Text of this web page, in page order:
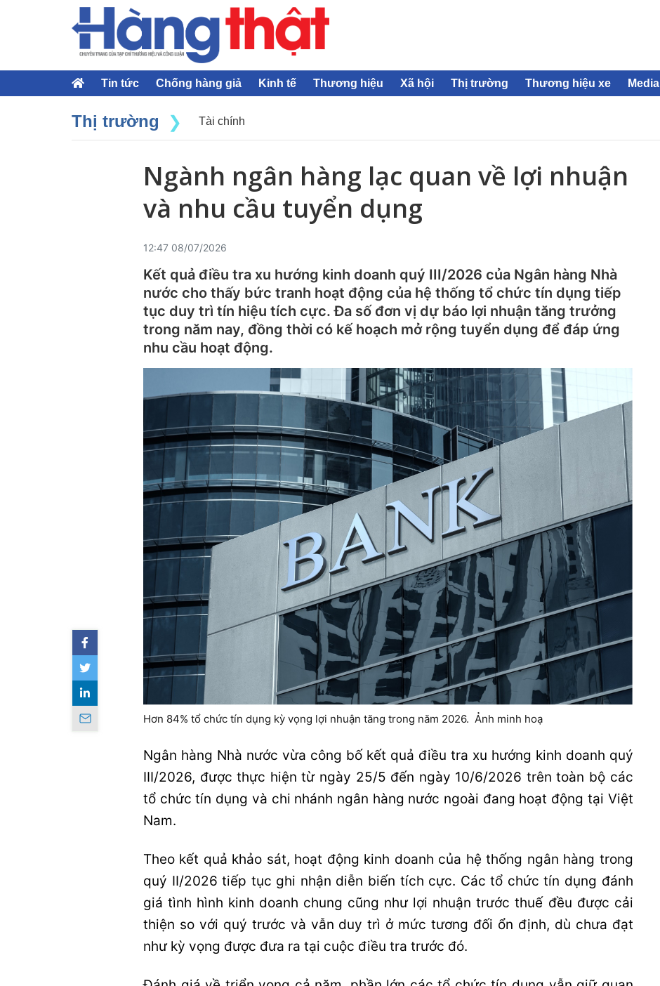
Tin tức Chống hàng giả Kinh tế Thương hiệu Xã hội Thị trường Thương hiệu xe Media
Thị trường Tài chính
Ngành ngân hàng lạc quan về lợi nhuận
và nhu cầu tuyển dụng
12:47 08/07/2026
Kết quả điều tra xu hướng kinh doanh quý III/2026 của Ngân hàng Nhà
nước cho thấy bức tranh hoạt động của hệ thống tổ chức tín dụng tiếp
tục duy trì tín hiệu tích cực. Đa số đơn vị dự báo lợi nhuận tăng trưởng
trong năm nay, đồng thời có kế hoạch mở rộng tuyển dụng để đáp ứng
nhu cầu hoạt động.
Hơn 84% tổ chức tín dụng kỳ vọng lợi nhuận tăng trong năm 2026. Ảnh minh hoạ
Ngân hàng Nhà nước vừa công bố kết quả điều tra xu hướng kinh doanh quý
III/2026, được thực hiện từ ngày 25/5 đến ngày 10/6/2026 trên toàn bộ các
tổ chức tín dụng và chi nhánh ngân hàng nước ngoài đang hoạt động tại Việt
Nam.
Theo kết quả khảo sát, hoạt động kinh doanh của hệ thống ngân hàng trong
quý II/2026 tiếp tục ghi nhận diễn biến tích cực. Các tổ chức tín dụng đánh
giá tình hình kinh doanh chung cũng như lợi nhuận trước thuế đều được cải
thiện so với quý trước và vẫn duy trì ở mức tương đối ổn định, dù chưa đạt
như kỳ vọng được đưa ra tại cuộc điều tra trước đó.